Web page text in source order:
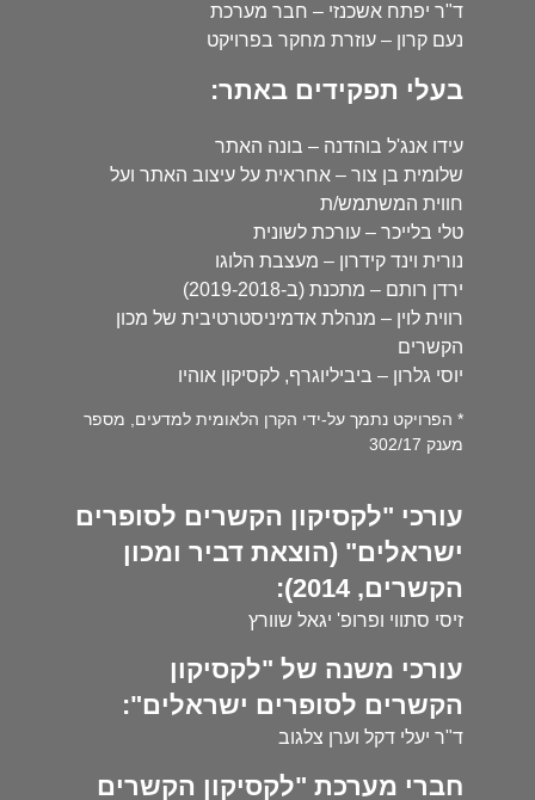
ד"ר יפתח אשכנזי – חבר מערכת
נעם קרון – עוזרת מחקר בפרויקט
בעלי תפקידים באתר:
עידו אנג'ל בוהדנה – בונה האתר
שלומית בן צור – אחראית על עיצוב האתר ועל
חווית המשתמש/ת
טלי בלייכר – עורכת לשונית
נורית וינד קידרון – מעצבת הלוגו
ירדן רותם – מתכנת (ב-2019-2018)
רווית לוין – מנהלת אדמיניסטרטיבית של מכון
הקשרים
יוסי גלרון – ביביליוגרף, לקסיקון אוהיו
* הפרויקט נתמך על-ידי הקרן הלאומית למדעים, מספר
מענק 302/17
עורכי "לקסיקון הקשרים לסופרים
ישראלים" (הוצאת דביר ומכון
הקשרים, 2014):
זיסי סתווי ופרופ' יגאל שוורץ
עורכי משנה של "לקסיקון
הקשרים לסופרים ישראלים":
ד"ר יעלי דקל וערן צלגוב
חברי מערכת "לקסיקון הקשרים